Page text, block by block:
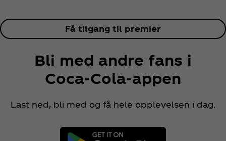
Få tilgang til premier
Bli med andre fans i
Coca‑Cola‑appen
Last ned, bli med og få hele opplevelsen i dag.